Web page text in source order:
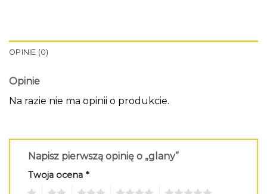
OPINIE (0)
Opinie
Na razie nie ma opinii o produkcie.
Napisz pierwszą opinię o „glany”
Twoja ocena *